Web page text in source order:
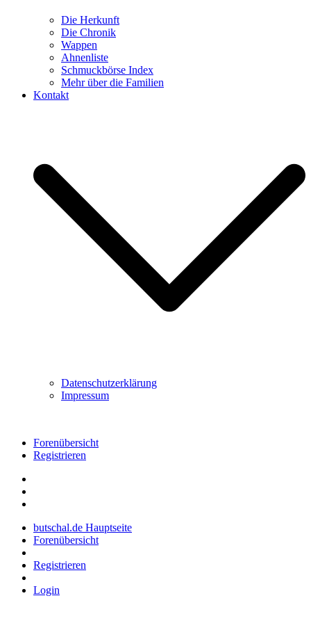
Die Herkunft
Die Chronik
Wappen
Ahnenliste
Schmuckbörse Index
Mehr über die Familien
Kontakt
Datenschutzerklärung
Impressum
Forenübersicht
Registrieren
butschal.de Hauptseite
Forenübersicht
Registrieren
Login